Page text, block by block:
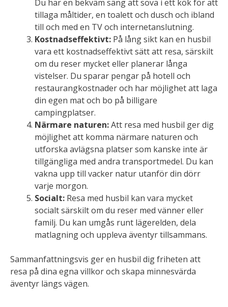
Du har en bekväm säng att sova i ett kök för att
tillaga måltider, en toalett och dusch och ibland
till och med en TV och internetanslutning.
Kostnadseffektivt: På lång sikt kan en husbil
vara ett kostnadseffektivt sätt att resa, särskilt
om du reser mycket eller planerar långa
vistelser. Du sparar pengar på hotell och
restaurangkostnader och har möjlighet att laga
din egen mat och bo på billigare
campingplatser.
Närmare naturen:Att resa med husbil ger dig
möjlighet att komma närmare naturen och
utforska avlägsna platser som kanske inte är
tillgängliga med andra transportmedel. Du kan
vakna upp till vacker natur utanför din dörr
varje morgon.
Socialt: Resa med husbil kan vara mycket
socialt särskilt om du reser med vänner eller
familj. Du kan umgås runt lägerelden, dela
matlagning och uppleva äventyr tillsammans.
Sammanfattningsvis ger en husbil dig friheten att
resa på dina egna villkor och skapa minnesvärda
äventyr längs vägen.